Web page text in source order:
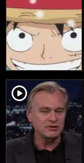
player2